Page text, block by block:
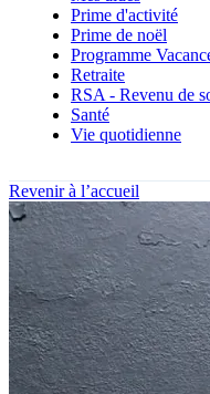
Prime d'activité
Prime de noël
Programme
Retraite
RSA - Revenu de
Santé
Vie quotidienne
Revenir à l’accueil